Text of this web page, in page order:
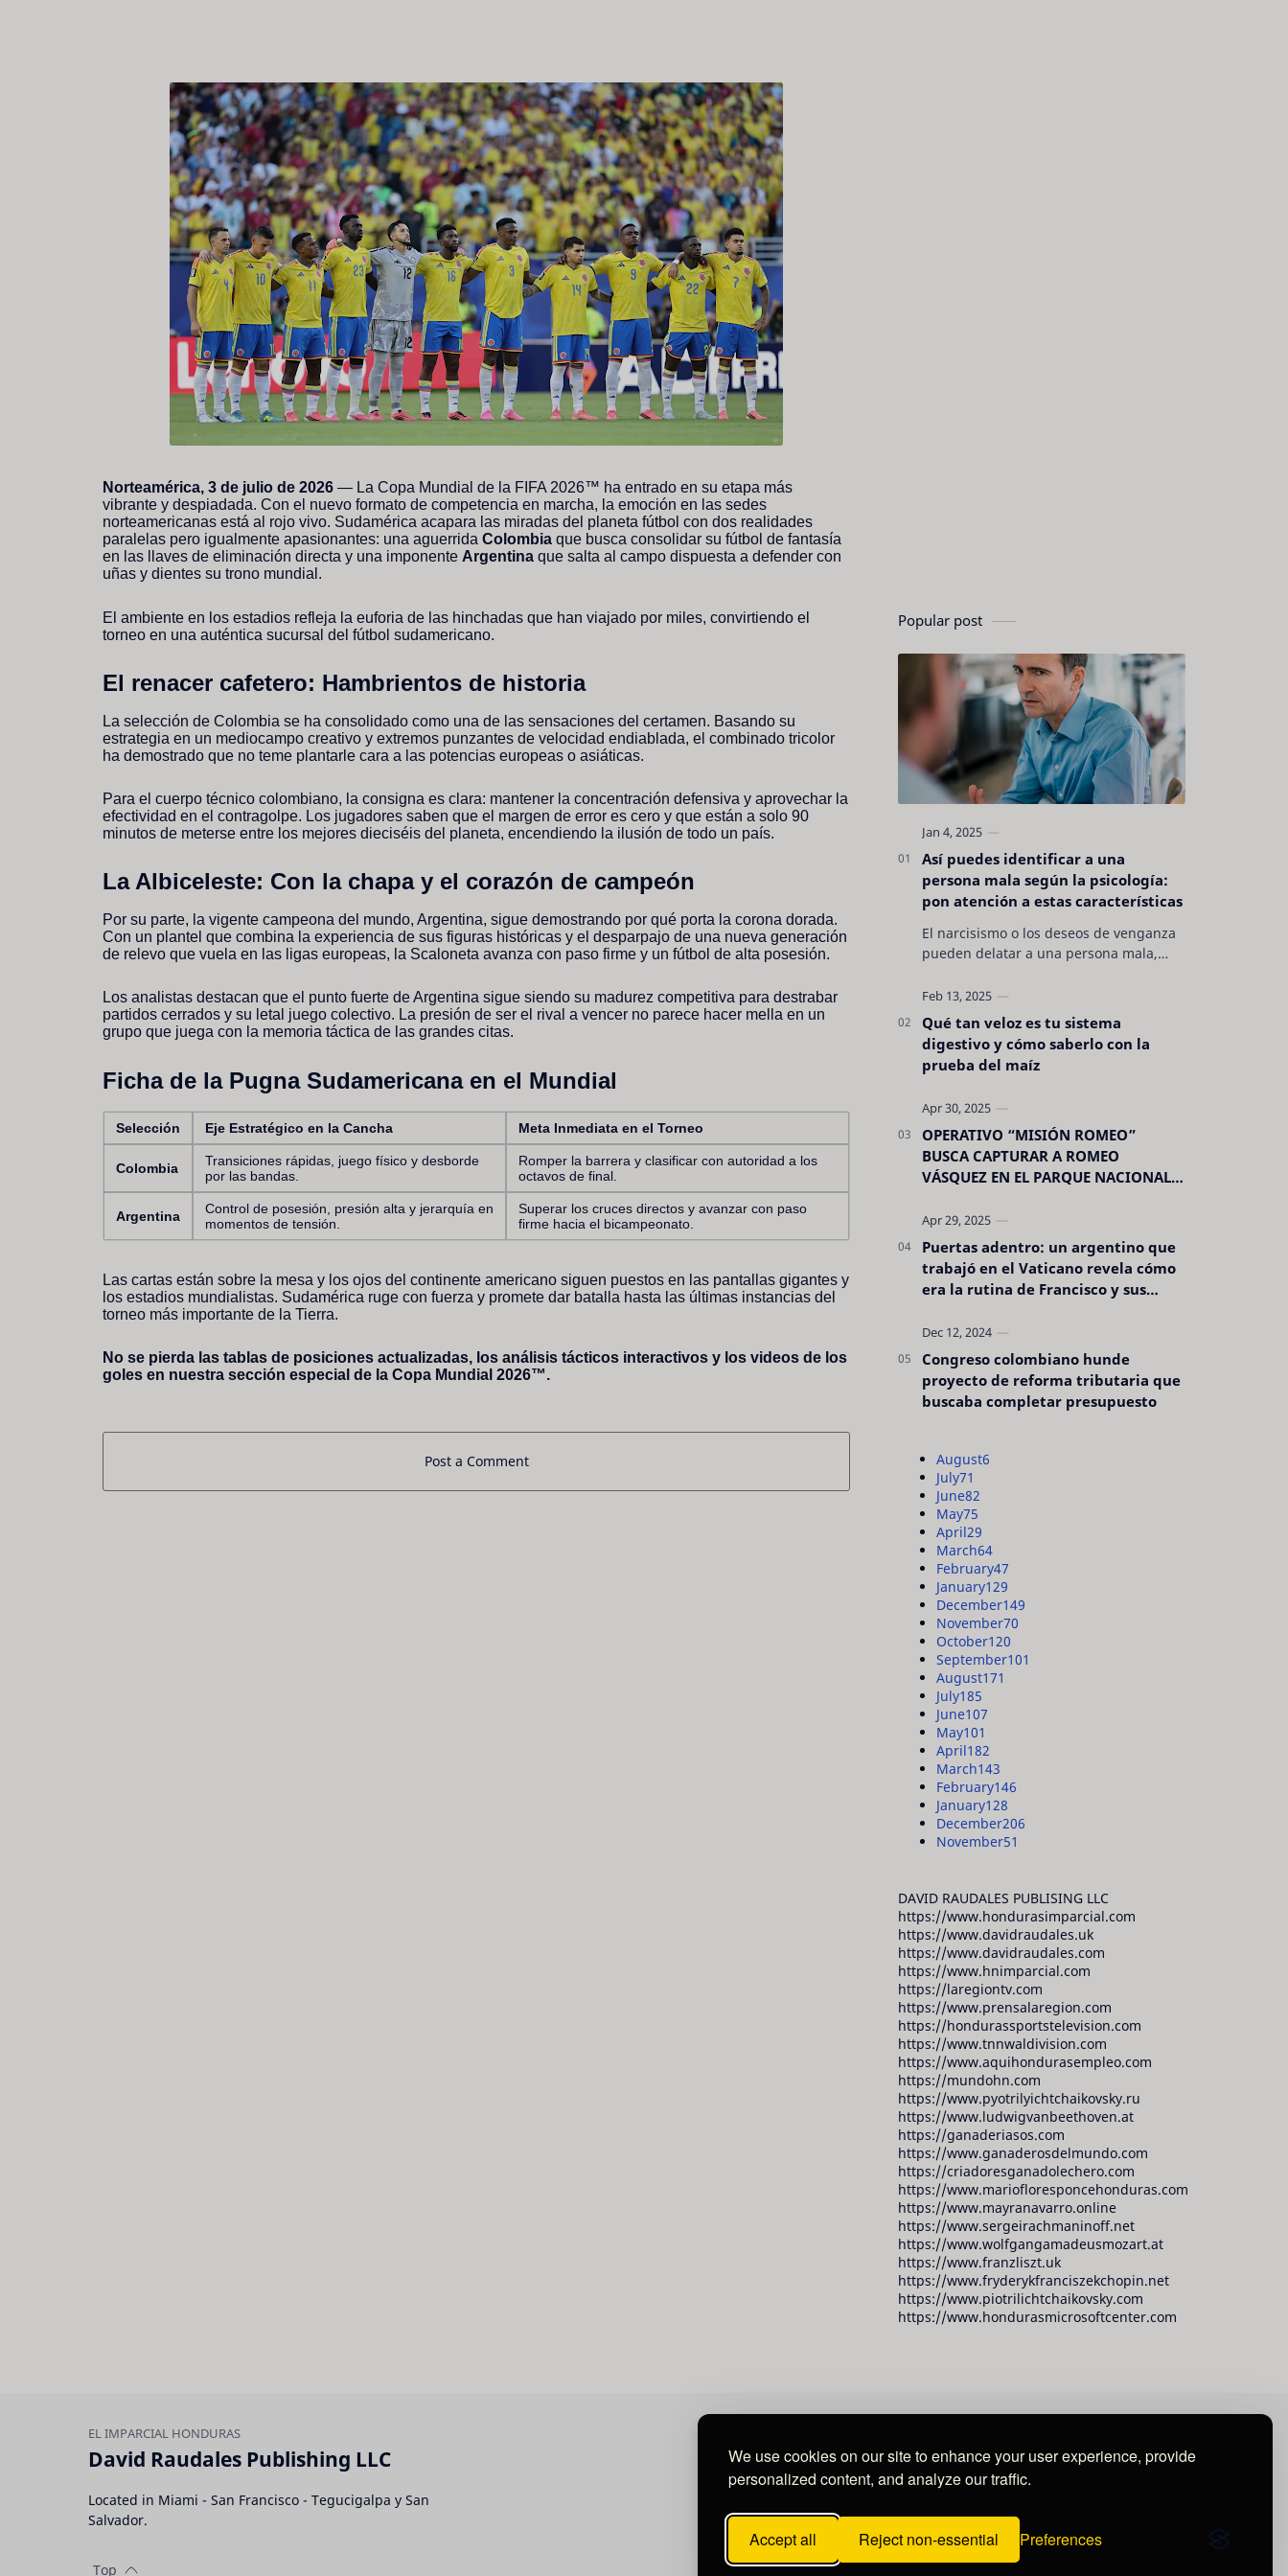
We use cookies on our site to enhance your user experience, provide
personalized content, and analyze our traffic.
Accept all Reject non-essential Preferences
Norteamérica, 3 de julio de 2026 — La Copa Mundial de la FIFA 2026™ ha entrado en su etapa más
vibrante y despiadada. Con el nuevo formato de competencia en marcha, la emoción en las sedes
norteamericanas está al rojo vivo. Sudamérica acapara las miradas del planeta fútbol con dos realidades
paralelas pero igualmente apasionantes: una aguerrida Colombia que busca consolidar su fútbol de fantasía
en las llaves de eliminación directa y una imponente Argentina que salta al campo dispuesta a defender con
uñas y dientes su trono mundial.
El ambiente en los estadios refleja la euforia de las hinchadas que han viajado por miles, convirtiendo el
torneo en una auténtica sucursal del fútbol sudamericano.
El renacer cafetero: Hambrientos de historia
La selección de Colombia se ha consolidado como una de las sensaciones del certamen. Basando su
estrategia en un mediocampo creativo y extremos punzantes de velocidad endiablada, el combinado tricolor
ha demostrado que no teme plantarle cara a las potencias europeas o asiáticas.
Para el cuerpo técnico colombiano, la consigna es clara: mantener la concentración defensiva y aprovechar la
efectividad en el contragolpe. Los jugadores saben que el margen de error es cero y que están a solo 90
minutos de meterse entre los mejores dieciséis del planeta, encendiendo la ilusión de todo un país.
La Albiceleste: Con la chapa y el corazón de campeón
Por su parte, la vigente campeona del mundo, Argentina, sigue demostrando por qué porta la corona dorada.
Con un plantel que combina la experiencia de sus figuras históricas y el desparpajo de una nueva generación
de relevo que vuela en las ligas europeas, la Scaloneta avanza con paso firme y un fútbol de alta posesión.
Los analistas destacan que el punto fuerte de Argentina sigue siendo su madurez competitiva para destrabar
partidos cerrados y su letal juego colectivo. La presión de ser el rival a vencer no parece hacer mella en un
grupo que juega con la memoria táctica de las grandes citas.
Ficha de la Pugna Sudamericana en el Mundial
Selección Eje Estratégico en la Cancha Meta Inmediata en el Torneo
Colombia
Transiciones rápidas, juego físico y desborde
por las bandas.
Romper la barrera y clasificar con autoridad a los
octavos de final.
Argentina
Control de posesión, presión alta y jerarquía en
momentos de tensión.
Superar los cruces directos y avanzar con paso
firme hacia el bicampeonato.
Las cartas están sobre la mesa y los ojos del continente americano siguen puestos en las pantallas gigantes y
los estadios mundialistas. Sudamérica ruge con fuerza y promete dar batalla hasta las últimas instancias del
torneo más importante de la Tierra.
No se pierda las tablas de posiciones actualizadas, los análisis tácticos interactivos y los videos de los
goles en nuestra sección especial de la Copa Mundial 2026™.
Post a Comment
Popular post
Así puedes identificar a una
persona mala según la psicología:
pon atención a estas características
El narcisismo o los deseos de venganza
pueden delatar a una persona mala,
evidentes. Conocerlas puede pro…
Qué tan veloz es tu sistema
digestivo y cómo saberlo con la
prueba del maíz
OPERATIVO “MISIÓN ROMEO”
BUSCA CAPTURAR A ROMEO
VÁSQUEZ EN EL PARQUE NACIONAL
Puertas adentro: un argentino que
trabajó en el Vaticano revela cómo
era la rutina de Francisco y sus
Congreso colombiano hunde
proyecto de reforma tributaria que
buscaba completar presupuesto
August6
July71
June82
May75
April29
March64
February47
January129
December149
November70
October120
September101
August171
July185
June107
May101
April182
March143
February146
January128
December206
November51
DAVID RAUDALES PUBLISING LLC
https://www.hondurasimparcial.com
https://www.davidraudales.uk
https://www.davidraudales.com
https://www.hnimparcial.com
https://laregiontv.com
https://www.prensalaregion.com
https://hondurassportstelevision.com
https://www.tnnwaldivision.com
https://www.aquihondurasempleo.com
https://mundohn.com
https://www.pyotrilyichtchaikovsky.ru
https://www.ludwigvanbeethoven.at
https://ganaderiasos.com
https://www.ganaderosdelmundo.com
https://criadoresganadolechero.com
https://www.mariofloresponcehonduras.com
https://www.mayranavarro.online
https://www.sergeirachmaninoff.net
https://www.wolfgangamadeusmozart.at
https://www.franzliszt.uk
https://www.fryderykfranciszekchopin.net
https://www.piotrilichtchaikovsky.com
https://www.hondurasmicrosoftcenter.com
David Raudales Publishing LLC
Located in Miami - San Francisco - Tegucigalpa y San
Salvador.